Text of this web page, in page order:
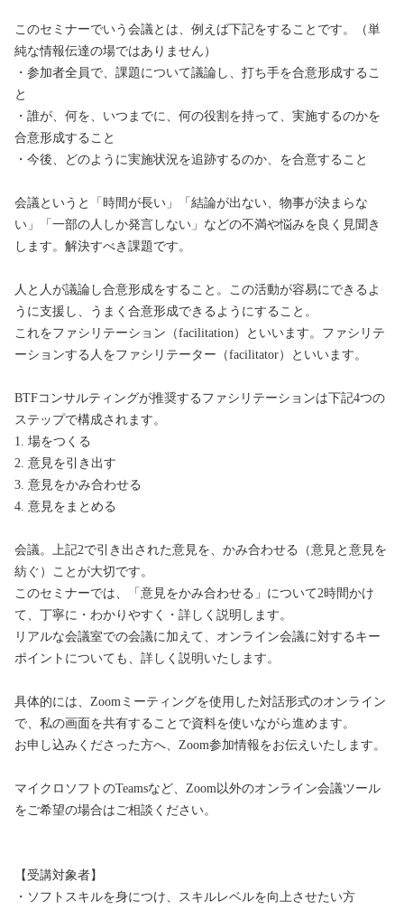
このセミナーでいう会議とは、例えば下記をすることです。（単
純な情報伝達の場ではありません）
・参加者全員で、課題について議論し、打ち手を合意形成するこ
と
・誰が、何を、いつまでに、何の役割を持って、実施するのかを
合意形成すること
・今後、どのように実施状況を追跡するのか、を合意すること
会議というと「時間が長い」「結論が出ない、物事が決まらな
い」「一部の人しか発言しない」などの不満や悩みを良く見聞き
します。解決すべき課題です。
人と人が議論し合意形成をすること。この活動が容易にできるよ
うに支援し、うまく合意形成できるようにすること。
これをファシリテーション（facilitation）といいます。ファシリテ
ーションする人をファシリテーター（facilitator）といいます。
BTFコンサルティングが推奨するファシリテーションは下記4つの
ステップで構成されます。
1. 場をつくる
2. 意見を引き出す
3. 意見をかみ合わせる
4. 意見をまとめる
会議。上記2で引き出された意見を、かみ合わせる（意見と意見を
紡ぐ）ことが大切です。
このセミナーでは、「意見をかみ合わせる」について2時間かけ
て、丁寧に・わかりやすく・詳しく説明します。
リアルな会議室での会議に加えて、オンライン会議に対するキー
ポイントについても、詳しく説明いたします。
具体的には、Zoomミーティングを使用した対話形式のオンライン
で、私の画面を共有することで資料を使いながら進めます。
お申し込みくださった方へ、Zoom参加情報をお伝えいたします。
マイクロソフトのTeamsなど、Zoom以外のオンライン会議ツール
をご希望の場合はご相談ください。
【受講対象者】
・ソフトスキルを身につけ、スキルレベルを向上させたい方